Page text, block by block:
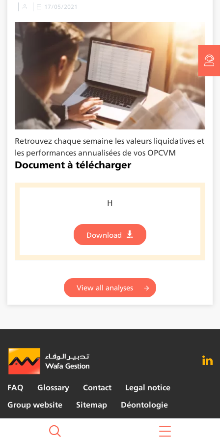
17/05/2021
Retrouvez chaque semaine les valeurs liquidatives et
les performances annualisées de vos OPCVM
Document à télécharger
H
Download
View all analyses
FAQ Glossary Contact
Legal notice
Group website
Sitemap Déontologie